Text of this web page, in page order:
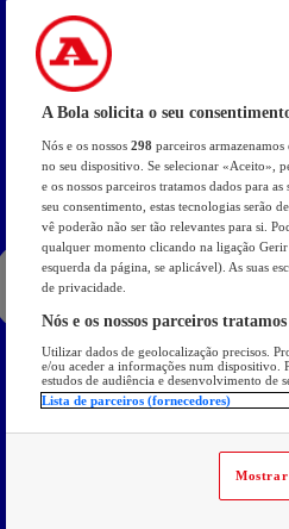
A Bola solicita o seu
Nós e os nossos 298 parceiros armazenamos
no seu dispositivo. Se selecionar «Aceito»,
e os nossos parceiros tratamos dados para
seu consentimento, estas tecnologias serão
vê poderão não ser tão relevantes para si.
qualquer momento clicando na ligação
esquerda da página, se aplicável). As suas
de privacidade.
Nós e os nossos parceiros
Utilizar dados de geolocalização precisos.
e/ou aceder a informações num dispositivo.
estudos de audiência e desenvolvimento de
Lista de parceiros (fornecedores)
Mostrar